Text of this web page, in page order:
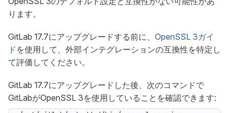
ります。
GitLab 17.7にアップグレードする前に、 OpenSSL 3ガイ
ド を使用して、外部インテグレーションの互換性を特定し
て評価してください。
GitLab 17.7にアップグレードした後、次のコマンドで
GitLabがOpenSSL 3を使用していることを確認できます: